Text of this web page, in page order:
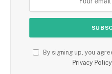
By signing up, you
Privacy Policy